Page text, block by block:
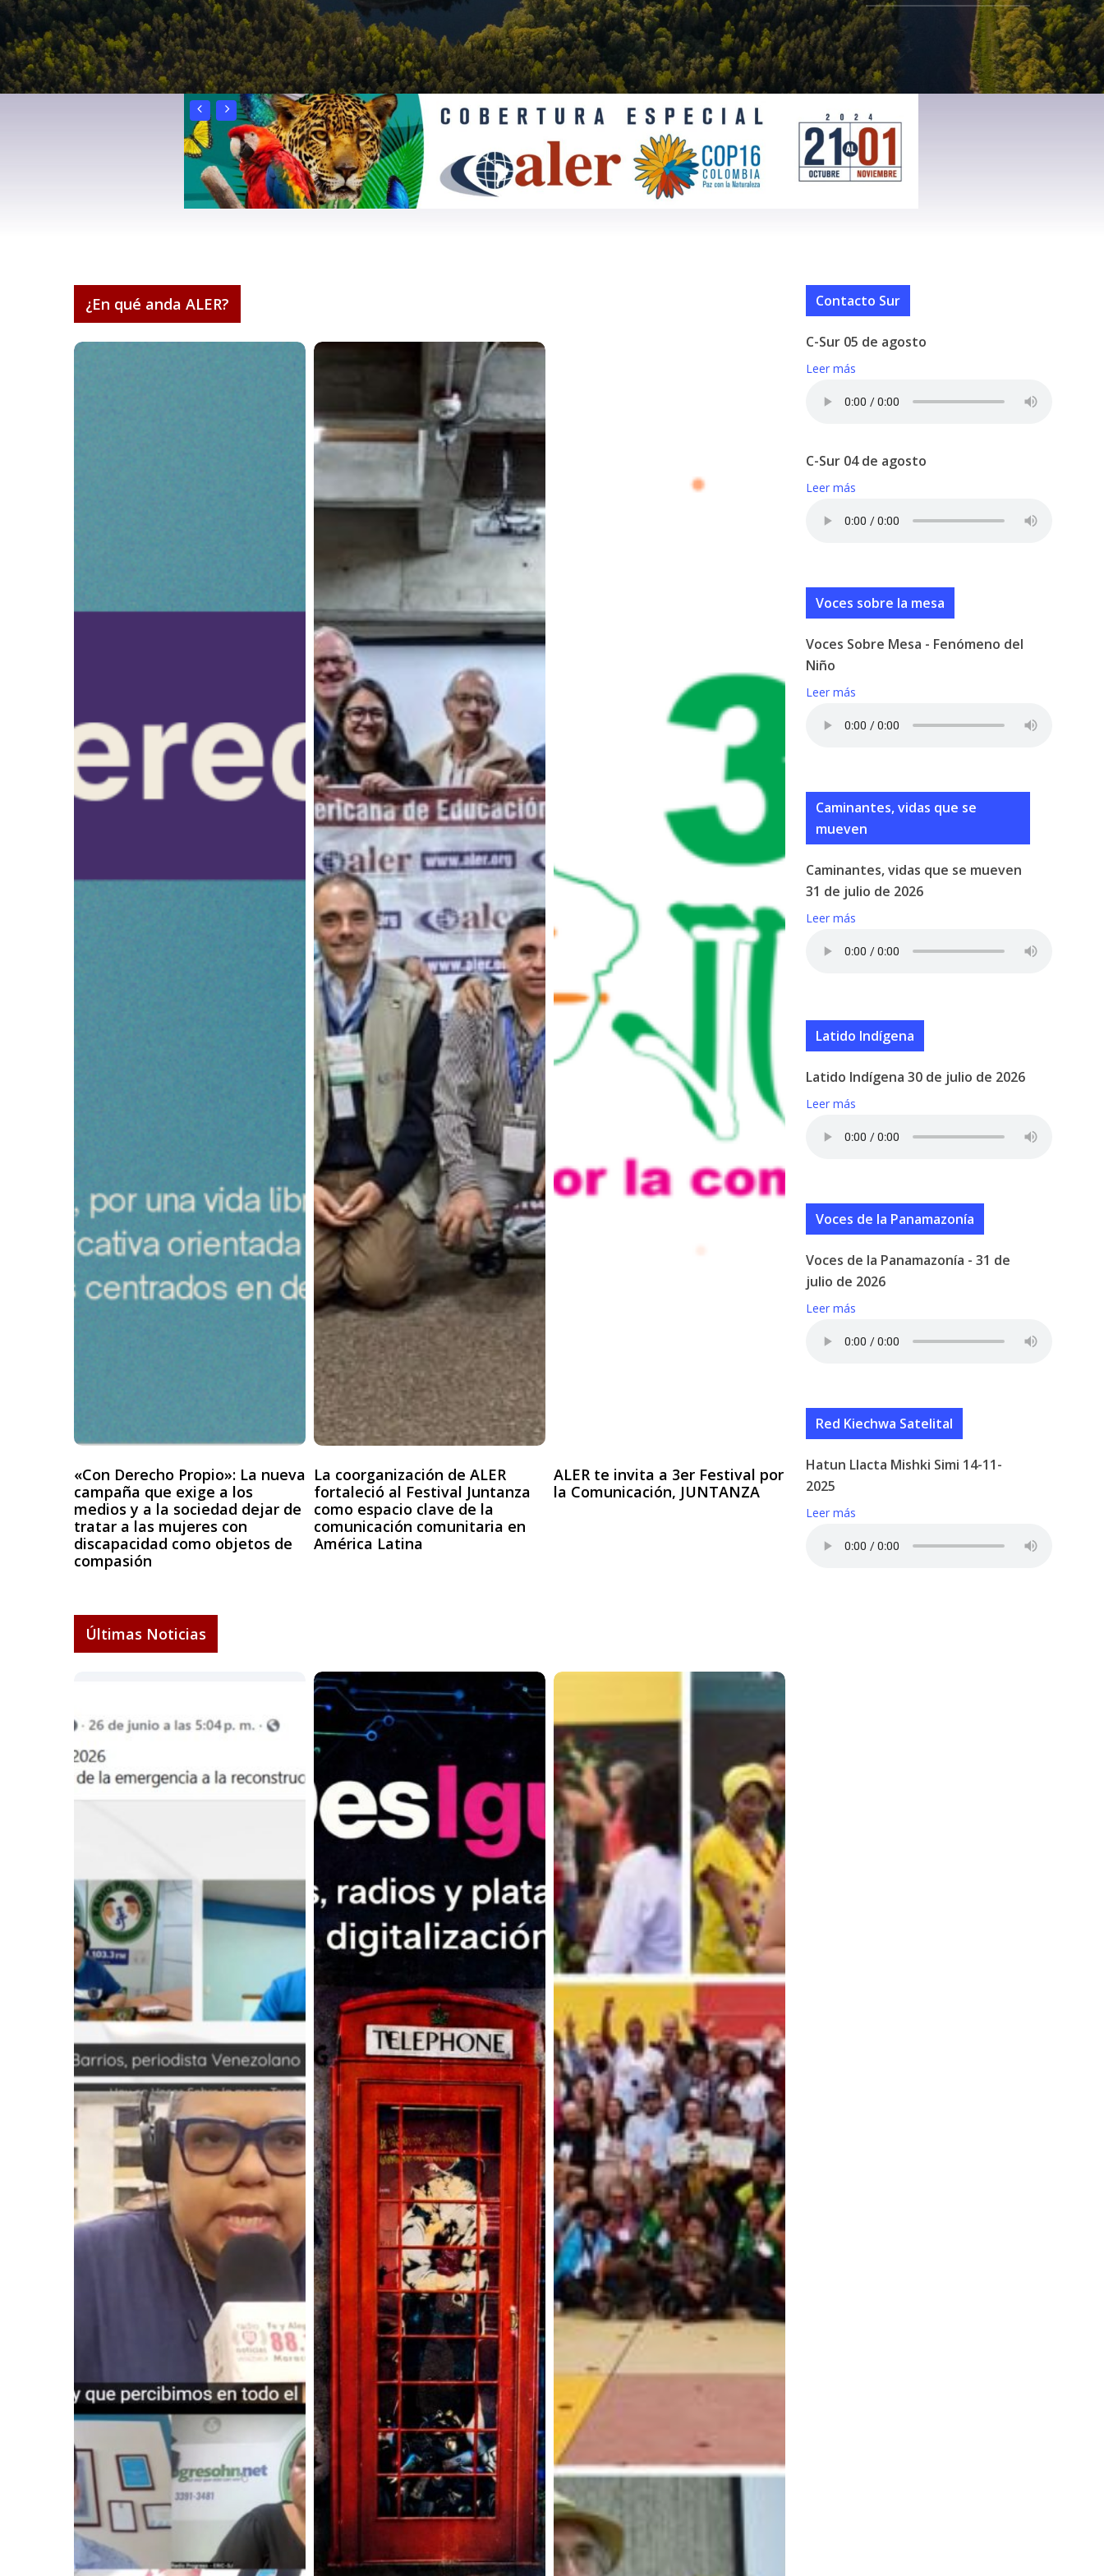
Presiona "ENTER" para buscar o "ESC" para cerrar
¿En qué anda ALER?
«Con Derecho Propio»: La nueva
campaña que exige a los
medios y a la sociedad dejar de
tratar a las mujeres con
discapacidad como objetos de
compasión
La coorganización de ALER
fortaleció al Festival Juntanza
como espacio clave de la
comunicación comunitaria en
América Latina
ALER te invita a 3er Festival por
la Comunicación, JUNTANZA
Últimas Noticias
Contacto Sur
C-Sur 05 de agosto
Leer más
C-Sur 04 de agosto
Leer más
Voces sobre la mesa
Voces Sobre Mesa - Fenómeno del
Niño
Leer más
Caminantes, vidas que se
mueven
Caminantes, vidas que se mueven
31 de julio de 2026
Leer más
Latido Indígena
Latido Indígena 30 de julio de 2026
Leer más
Voces de la Panamazonía
Voces de la Panamazonía - 31 de
julio de 2026
Leer más
Red Kiechwa Satelital
Hatun Llacta Mishki Simi 14-11-
2025
Leer más